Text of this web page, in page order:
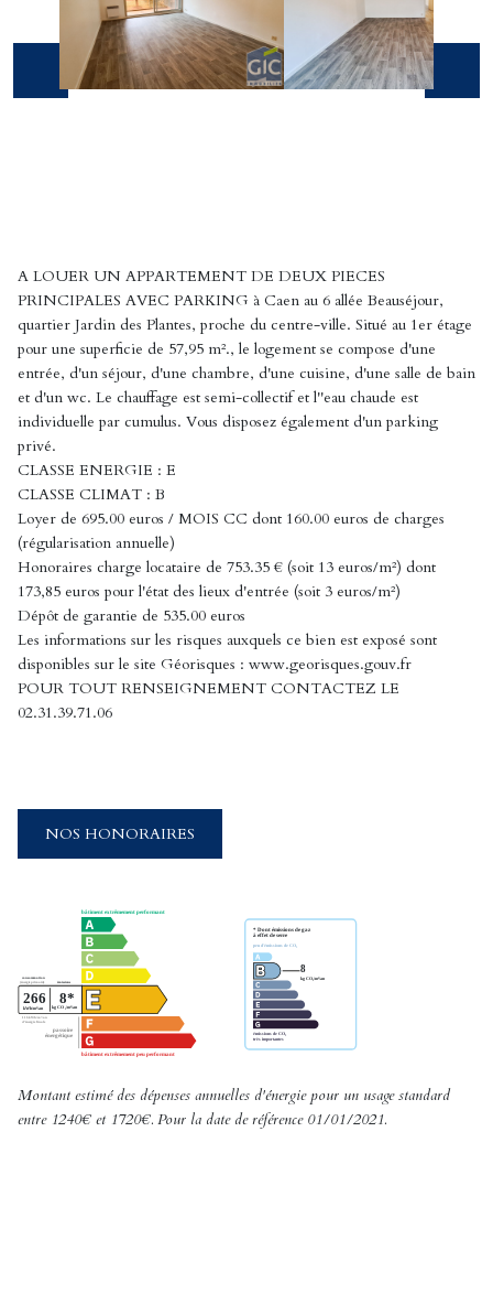
A LOUER UN APPARTEMENT DE DEUX PIECES
PRINCIPALES AVEC PARKING à Caen au 6 allée Beauséjour,
quartier Jardin des Plantes, proche du centre-ville. Situé au 1er étage
pour une superficie de 57,95 m²., le logement se compose d'une
entrée, d'un séjour, d'une chambre, d'une cuisine, d'une salle de bain
et d'un wc. Le chauffage est semi-collectif et l''eau chaude est
individuelle par cumulus. Vous disposez également d'un parking
privé.
CLASSE ENERGIE : E
CLASSE CLIMAT : B
Loyer de 695.00 euros / MOIS CC dont 160.00 euros de charges
(régularisation annuelle)
Honoraires charge locataire de 753.35 € (soit 13 euros/m²) dont
173,85 euros pour l'état des lieux d'entrée (soit 3 euros/m²)
Dépôt de garantie de 535.00 euros
Les informations sur les risques auxquels ce bien est exposé sont
disponibles sur le site Géorisques : www.georisques.gouv.fr
POUR TOUT RENSEIGNEMENT CONTACTEZ LE
02.31.39.71.06
NOS HONORAIRES
Montant estimé des dépenses annuelles d'énergie pour un usage standard
entre 1240€ et 1720€. Pour la date de référence 01/01/2021.